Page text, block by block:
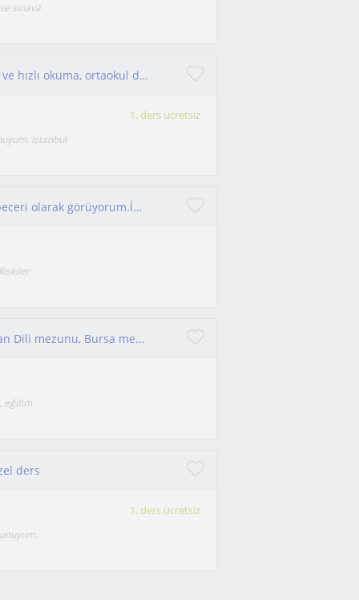
sınava
Her yaşta ve düzeyde öğrenciye eğitim koçluğu ve hızlı okuma, ortaokul düzeyindeki öğrencilere de Türkçe dersleri verilir
1. ders ücretsiz
Istanbul
İngilizceyi zor bir ders değil, öğrenilebilen bir beceri olarak görüyorum.İngilizcesini geliştirmek isteyen herkesle çalışabilirim
Her yaşa İngilizce ve Almanca dersi veren, Alman Dili mezunu, Bursa merkezli öğretmenim.
eğitim
ders
1. ders ücretsiz